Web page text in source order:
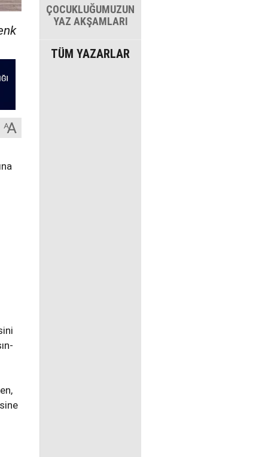
ÇOCUKLUĞUMUZUN
YAZ AKŞAMLARI
TÜM YAZARLAR